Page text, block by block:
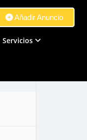
Añadir Anuncio
Servicios